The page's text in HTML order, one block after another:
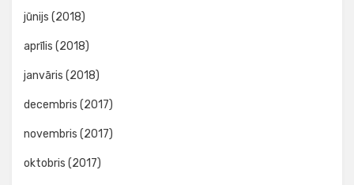
jūnijs (2018)
aprīlis (2018)
janvāris (2018)
decembris (2017)
novembris (2017)
oktobris (2017)